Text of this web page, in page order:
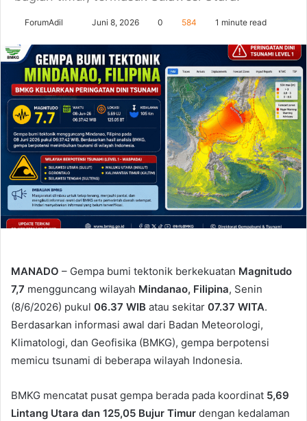
ForumAdil
email
Juni 8, 2026 0 584 1 minute read
MANADO – Gempa bumi tektonik berkekuatan Magnitudo
7,7 mengguncang wilayah Mindanao, Filipina, Senin
(8/6/2026) pukul 06.37 WIB atau sekitar 07.37 WITA.
Berdasarkan informasi awal dari Badan Meteorologi,
Klimatologi, dan Geofisika (BMKG), gempa berpotensi
memicu tsunami di beberapa wilayah Indonesia.
BMKG mencatat pusat gempa berada pada koordinat 5,69
Lintang Utara dan 125,05 Bujur Timur dengan kedalaman